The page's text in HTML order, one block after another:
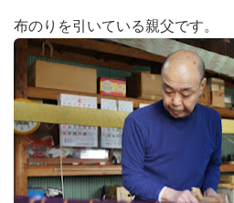
布のりを引いている親父です。